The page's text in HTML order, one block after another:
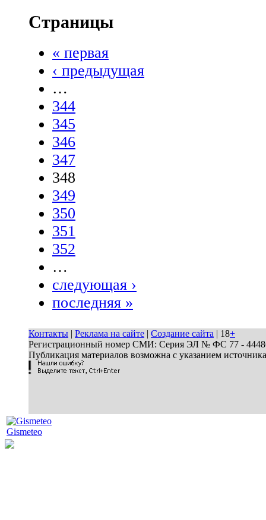
Страницы
« первая
‹ предыдущая
…
344
345
346
347
348
349
350
351
352
…
следующая ›
последняя »
Контакты | Реклама на сайте | Создание сайта | 18+
Регистрационный номер СМИ: Серия ЭЛ № ФС 77 - 44486
Публикация материалов возможна с указанием
Gismeteo